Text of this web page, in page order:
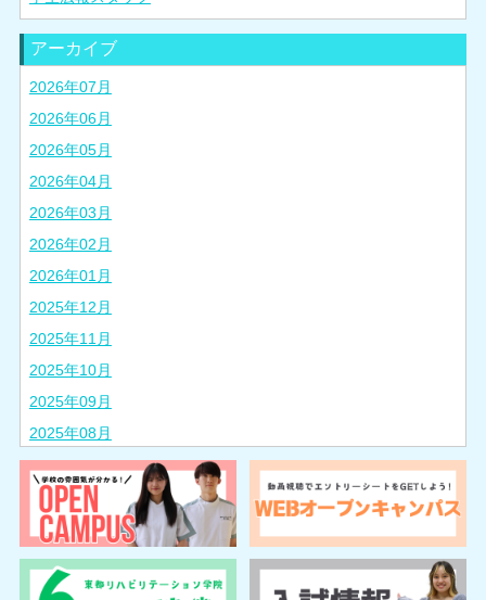
アーカイブ
2026年07月
2026年06月
2026年05月
2026年04月
2026年03月
2026年02月
2026年01月
2025年12月
2025年11月
2025年10月
2025年09月
2025年08月
2025年07月
2025年06月
2025年05月
2025年04月
2025年03月